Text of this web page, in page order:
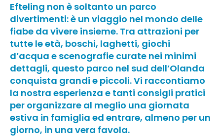
Efteling non è soltanto un parco
divertimenti: è un viaggio nel mondo delle
fiabe da vivere insieme. Tra attrazioni per
tutte le età, boschi, laghetti, giochi
d’acqua e scenografie curate nei minimi
dettagli, questo parco nel sud dell’Olanda
conquista grandi e piccoli. Vi raccontiamo
la nostra esperienza e tanti consigli pratici
per organizzare al meglio una giornata
estiva in famiglia ed entrare, almeno per un
giorno, in una vera favola.